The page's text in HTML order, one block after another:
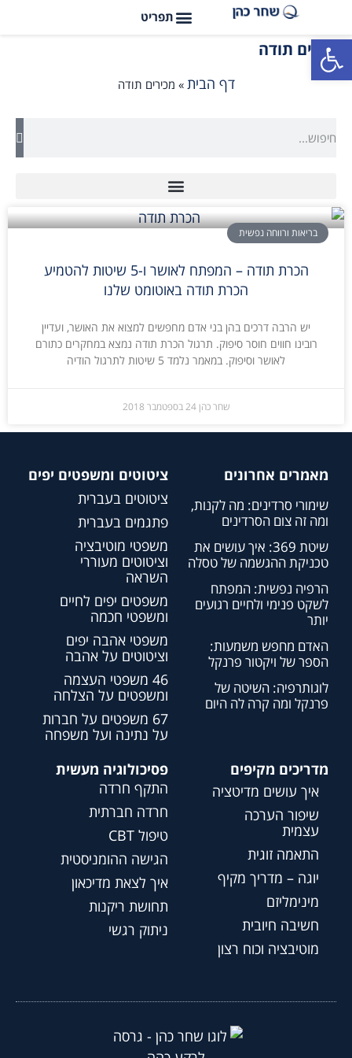
פתח סרגל נגישות
מכירים תודה
דף הבית » מכירים תודה
בריאות ורווחה נפשית
הכרת תודה – המפתח לאושר ו-5 שיטות להטמיע
הכרת תודה באוטומט שלנו
יש הרבה דרכים בהן בני אדם מחפשים למצוא את האושר, ועדיין
רובינו חווים חוסר סיפוק. תרגול הכרת תודה נמצא במחקרים כתורם
לאושר וסיפוק. במאמר נלמד 5 שיטות לתרגול הודיה
שחר כהן24 בספטמבר 2018
מאמרים אחרונים
שימורי סרדינים: מה לקנות,
ומה זה צום הסרדינים
שיטת 369: איך עושים את
טכניקת ההגשמה של טסלה
הרפיה נפשית: המפתח
לשקט פנימי ולחיים רגועים
יותר
האדם מחפש משמעות:
הספר של ויקטור פרנקל
לוגותרפיה: השיטה של
פרנקל ומה קרה לה היום
ציטוטים ומשפטים יפים
ציטוטים בעברית
פתגמים בעברית
משפטי מוטיבציה
וציטוטים מעוררי
השראה
משפטים יפים לחיים
ומשפטי חכמה
משפטי אהבה יפים
וציטוטים על אהבה
46 משפטי העצמה
ומשפטים על הצלחה
67 משפטים על חברות
על נתינה ועל משפחה
מדריכים מקיפים
איך עושים מדיטציה
שיפור הערכה
עצמית
התאמה זוגית
יוגה – מדריך מקיף
מינימליזם
חשיבה חיובית
מוטיבציה וכוח רצון
פסיכולוגיה מעשית
התקף חרדה
חרדה חברתית
טיפול CBT
הגישה ההומניסטית
איך לצאת מדיכאון
תחושת ריקנות
ניתוק רגשי